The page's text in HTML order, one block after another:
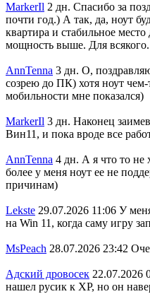
MarkerIl 2 дн. Спасибо за
почти год.) А так, да, ноут
квартира и стабильное
мощность выше. Для всякого.
AnnTenna 3 дн. О,
созрею до ПК) хотя ноут
мобильности мне показался)
MarkerIl 3 дн. Наконец
Вин11, и пока вроде все
AnnTenna 4 дн. А я что то не
более у меня ноут ее не
причинам)
Lekste 29.07.2026 11:06 У
на Win 11, когда саму игру
MsPeach 28.07.2026 23:42
Адский дровосек 22.07.2026
нашел русик к XP, но он